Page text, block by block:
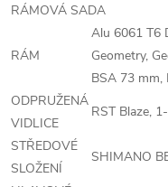
RÁMOVÁ SADA
RÁM
Alu 6061 T6
Geometry,
BSA 73 mm,
ODPRUŽENÁ
VIDLICE
RST Blaze,
STŘEDOVÉ
SLOŽENÍ
SHIMANO